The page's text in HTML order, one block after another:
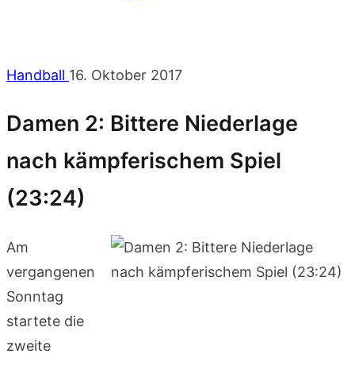
Handball 16. Oktober 2017
Damen 2: Bittere Niederlage
nach kämpferischem Spiel
(23:24)
Am
vergangenen
Sonntag
startete die
zweite